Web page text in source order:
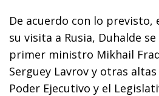
De acuerdo con lo previsto,
su visita a Rusia, Duhalde
primer ministro Mikhail
Serguey Lavrov y otras
Poder Ejecutivo y el